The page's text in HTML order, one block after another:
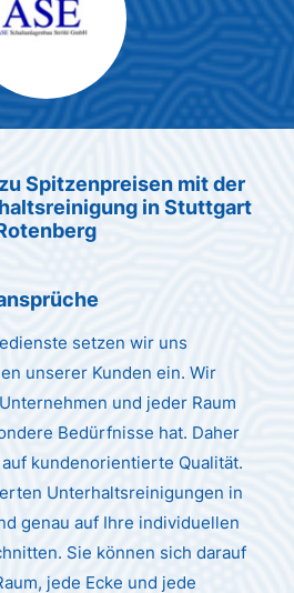
Mustermann
Spitzenpreisen mit der
in Stuttgart
setzen wir uns
unserer Kunden ein. Wir
und jeder Raum
Bedürfnisse hat. Daher
kundenorientierte Qualität.
Unterhaltsreinigungen in
genau auf Ihre individuellen
Sie können sich darauf
jede Ecke und jede